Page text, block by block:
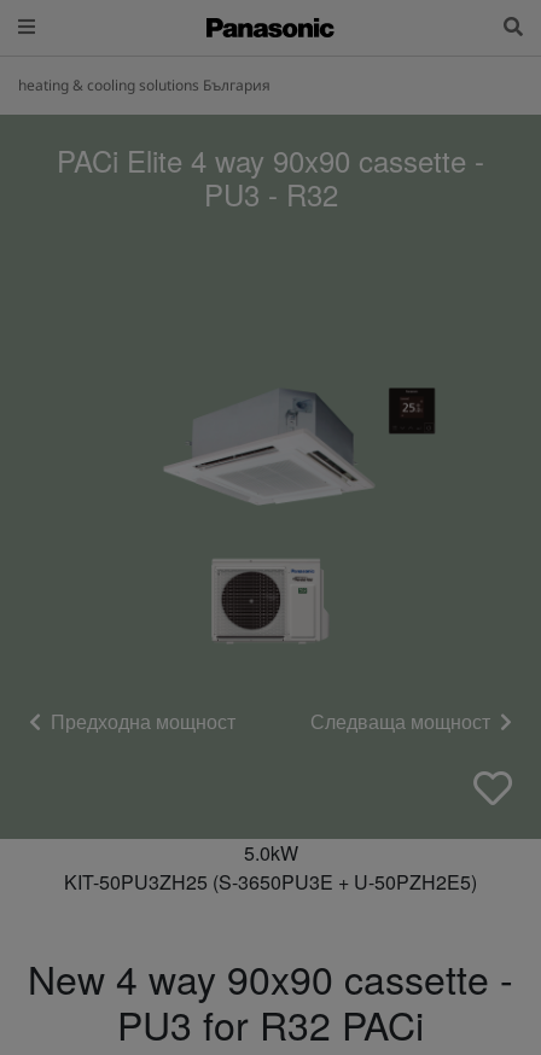
heating & cooling solutions България
PACi Elite 4 way 90x90 cassette -
PU3 - R32
Предходна мощност Следваща мощност
5.0kW
KIT-50PU3ZH25 (S-3650PU3E + U-50PZH2E5)
New 4 way 90x90 cassette -
PU3 for R32 PACi